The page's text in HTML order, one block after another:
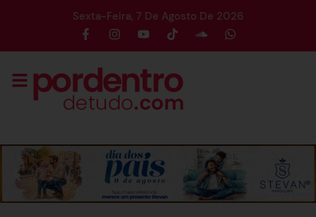
Sexta-Feira, 7 De Agosto De 2026